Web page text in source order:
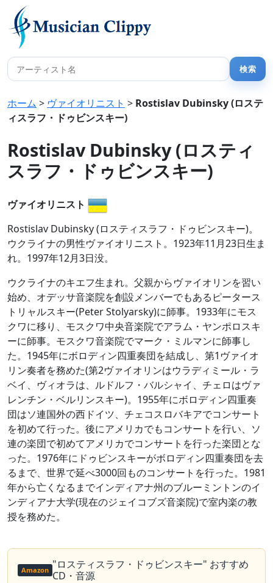
ホーム > ヴァイオリニスト > Rostislav Dubinsky (ロステ
ィスラフ・ドゥビンスキー)
Rostislav Dubinsky (ロスティ
スラフ・ドゥビンスキー)
ヴァイオリニスト
Rostislav Dubinsky (ロスティスラフ・ドゥビンスキー)。
ウクライナの男性ヴァイオリニスト。1923年11月23日生ま
れ。1997年12月3日没。
ウクライナのキエフ生まれ。父親からヴァイオリンを習い
始め、オデッサ音楽院を創設メンバーでもあるピータース
トリャルスキー(Peter Stolyarsky)に師事。1933年にモス
クワに移り、モスクワ中央音楽院でアラム・ヤンポロスキ
ーに師事。モスクワ音楽院でマーク・ミルマンに師事し
た。1945年にボロディン四重奏団を結成し、第1ヴァイオ
リン奏者を務めた(第2ヴァイオリンはウラディミール・ラ
ベイ、ヴィオラは、ルドルフ・バルシャイ、チェロはヴァ
レンチン・ベルリンスキー)。1955年にボロディン四重奏
団はソ連国外の西ドイツ、チェコスロバキアでコンサート
を初めて行った。後にアメリカでもコンサートを行い、ソ
連の楽団で初めてアメリカでコンサートを行った楽団とな
った。1976年にドゥビンスキーがボロディン四重奏団を去
るまで、世界で延べ3000回ものコンサートを行った。1981
年から亡くなるまでインディアナ州のブルーミントンのイ
ンディアナ大学(現在のジェイコブズ音楽院)で室内楽の教
授を務めた。
Amazon "ロスティスラフ・ドゥビンスキー" おすすめ
CD・音源